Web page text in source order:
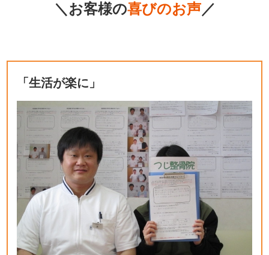
＼お客様の喜びのお声／
「生活が楽に」